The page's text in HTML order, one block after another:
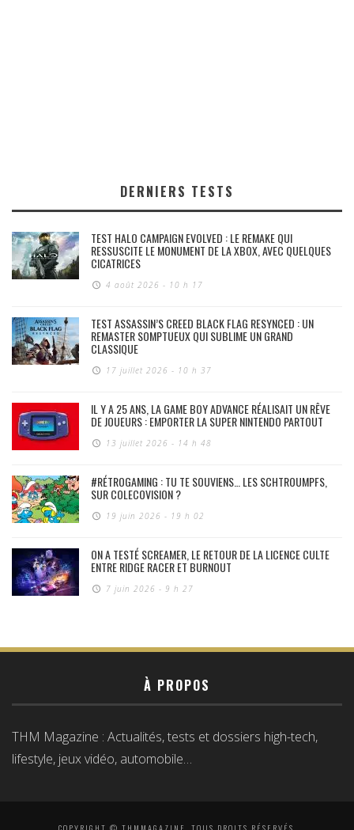
DERNIERS TESTS
TEST HALO CAMPAIGN EVOLVED : LE REMAKE QUI
RESSUSCITE LE MONUMENT DE LA XBOX, AVEC QUELQUES
CICATRICES
4 août 2026 - 10 h 17
TEST ASSASSIN’S CREED BLACK FLAG RESYNCED : UN
REMASTER SOMPTUEUX QUI SUBLIME UN GRAND
CLASSIQUE
17 juillet 2026 - 10 h 37
IL Y A 25 ANS, LA GAME BOY ADVANCE RÉALISAIT UN RÊVE
DE JOUEURS : EMPORTER LA SUPER NINTENDO PARTOUT
13 juillet 2026 - 14 h 48
#RÉTROGAMING : TU TE SOUVIENS… LES SCHTROUMPFS,
SUR COLECOVISION ?
19 juin 2026 - 19 h 02
ON A TESTÉ SCREAMER, LE RETOUR DE LA LICENCE CULTE
ENTRE RIDGE RACER ET BURNOUT
7 juin 2026 - 9 h 27
À PROPOS
THM Magazine : Actualités, tests et dossiers high-tech,
lifestyle, jeux vidéo, automobile…